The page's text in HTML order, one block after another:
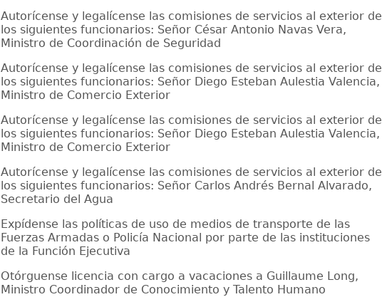
Autorícense y legalícense las comisiones de servicios al exterior de
los siguientes funcionarios: Señor César Antonio Navas Vera,
Ministro de Coordinación de Seguridad
Autorícense y legalícense las comisiones de servicios al exterior de
los siguientes funcionarios: Señor Diego Esteban Aulestia Valencia,
Ministro de Comercio Exterior
Autorícense y legalícense las comisiones de servicios al exterior de
los siguientes funcionarios: Señor Diego Esteban Aulestia Valencia,
Ministro de Comercio Exterior
Autorícense y legalícense las comisiones de servicios al exterior de
los siguientes funcionarios: Señor Carlos Andrés Bernal Alvarado,
Secretario del Agua
Expídense las políticas de uso de medios de transporte de las
Fuerzas Armadas o Policía Nacional por parte de las instituciones
de la Función Ejecutiva
Otórguense licencia con cargo a vacaciones a Guillaume Long,
Ministro Coordinador de Conocimiento y Talento Humano